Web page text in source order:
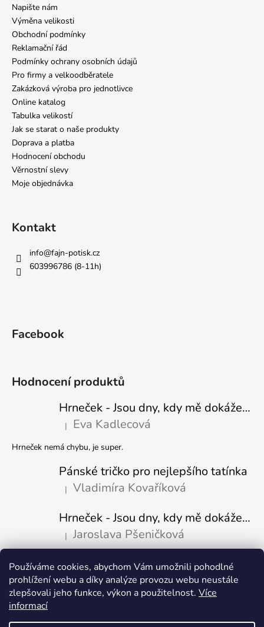
Používáme cookies, abychom Vám umožnili pohodlné
prohlížení webu a díky analýze provozu webu neustále
zlepšovali jeho funkce, výkon a použitelnost. Více
informací
Napište nám
Výměna velikosti
Obchodní podmínky
Reklamační řád
Podmínky ochrany osobních údajů
Pro firmy a velkoodběratele
Zakázková výroba pro jednotlivce
Online katalog
Tabulka velikostí
Jak se starat o naše produkty
Doprava a platba
Hodnocení obchodu
Věrnostní slevy
Moje objednávka
Kontakt
info@fajn-potisk.cz
603996786 (8-11h)
Facebook
Hodnocení produktů
Hrneček - Jsou dny, kdy mě dokáže nasrat i vzduch - Sova
Hodnocení produktu je 5 z 5 hvězdiček.
| Eva Kadlecová
Hrneček nemá chybu, je super.
Pánské tričko pro nejlepšího tatínka
Hodnocení produktu je 5 z 5 hvězdiček.
| Vladimíra Kovaříková
Hrneček - Jsou dny, kdy mě dokáže nasrat i vzduch-naštvaný pejsek
Hodnocení produktu je 5 z 5 hvězdiček.
| Jaroslava Pšeničková
Přijímáme online platby